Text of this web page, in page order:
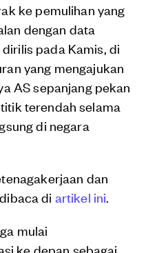
ke pemulihan yang
dengan data
pada Kamis, di
yang mengajukan
AS sepanjang pekan
terendah selama
di negara
dan
di artikel ini.
mulai
ke depan sebagai